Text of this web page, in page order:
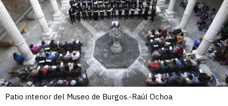
Patio interior del Museo de Burgos.-Raúl Ochoa